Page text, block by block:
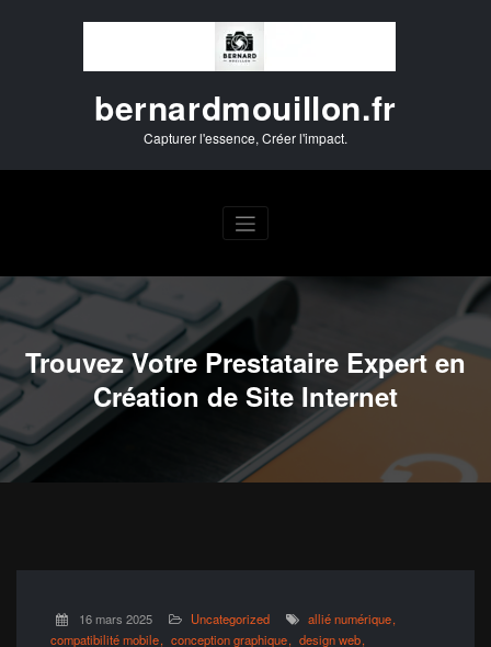
bernardmouillon.fr
Capturer l'essence, Créer l'impact.
Trouvez Votre Prestataire Expert en
Création de Site Internet
16 mars 2025 Uncategorized
allié numérique
compatibilité mobile
conception graphique
design web